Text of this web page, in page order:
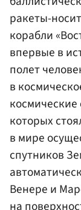
ракеты-
корабли
впервые в
полет
в
космические
которых
в мире
спутников
Венере и
на